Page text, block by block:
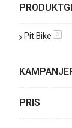
Pit Bike 2
PRIS